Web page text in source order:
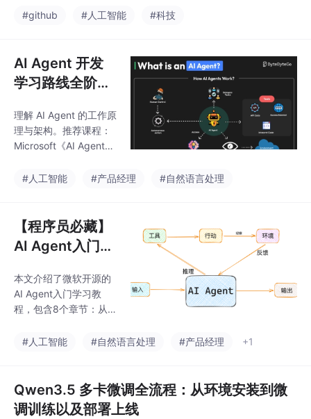
带你深入底层，从 AI N
框架。
#github #人工智能 #科技
AI Agent 开发
学习路线全阶段
理解 AI Agent 的工作原
理与架构。推荐课程：
Microsoft《AI Agents f
ing Face《AI Agent
#人工智能 #产品经理 #自然语言处理
【程序员必藏】
AI Agent入门到
教程带你掌握20
26年最热门技术
本文介绍了微软开源的
AI Agent入门学习教
程，包含8个章节：从A
索到设计原则、工具使
和Agent协议。
#人工智能 #自然语言处理 #产品经理 +1
Qwen3.5 多卡微调全流程：从环境安装到微
调训练以及部署上线